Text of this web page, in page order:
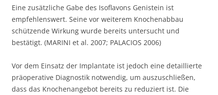
Eine zusätzliche Gabe des Isoflavons Genistein ist
empfehlenswert. Seine vor weiterem Knochenabbau
schützende Wirkung wurde bereits untersucht und
bestätigt. (MARINI et al. 2007; PALACIOS 2006)
Vor dem Einsatz der Implantate ist jedoch eine detaillierte
präoperative Diagnostik notwendig, um auszuschließen,
dass das Knochenangebot bereits zu reduziert ist. Die